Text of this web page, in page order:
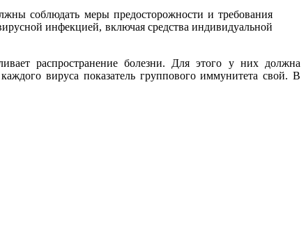
соблюдать меры предосторожности и требования
инфекцией, включая средства индивидуальной
распространение болезни. Для этого у них должна
вируса показатель группового иммунитета свой. В